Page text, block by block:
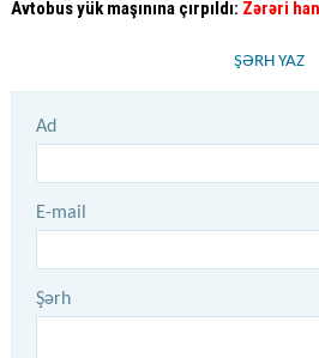
Avtobus yük maşınına çırpıldı: Zərəri
ŞƏRH YAZ
Ad
E-mail
Şərh